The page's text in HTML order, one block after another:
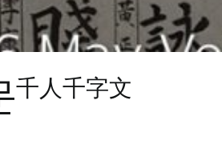
千人千字文